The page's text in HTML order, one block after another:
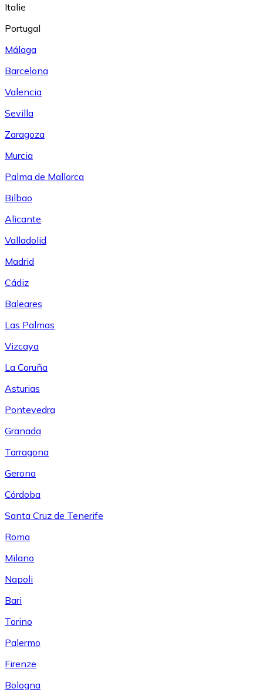
Italie
Portugal
Málaga
Barcelona
Valencia
Sevilla
Zaragoza
Murcia
Palma de Mallorca
Bilbao
Alicante
Valladolid
Madrid
Cádiz
Baleares
Las Palmas
Vizcaya
La Coruña
Asturias
Pontevedra
Granada
Tarragona
Gerona
Córdoba
Santa Cruz de Tenerife
Roma
Milano
Napoli
Bari
Torino
Palermo
Firenze
Bologna